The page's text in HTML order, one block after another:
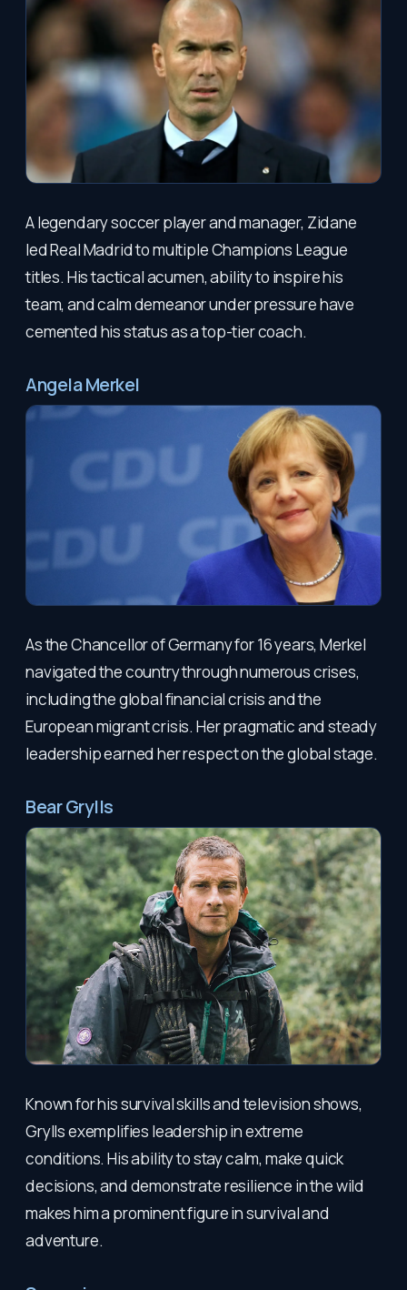
A legendary soccer player and manager, Zidane
led Real Madrid to multiple Champions League
titles. His tactical acumen, ability to inspire his
team, and calm demeanor under pressure have
cemented his status as a top-tier coach.
Angela Merkel
As the Chancellor of Germany for 16 years, Merkel
navigated the country through numerous crises,
including the global financial crisis and the
European migrant crisis. Her pragmatic and steady
leadership earned her respect on the global stage.
Bear Grylls
Known for his survival skills and television shows,
Grylls exemplifies leadership in extreme
conditions. His ability to stay calm, make quick
decisions, and demonstrate resilience in the wild
makes him a prominent figure in survival and
adventure.